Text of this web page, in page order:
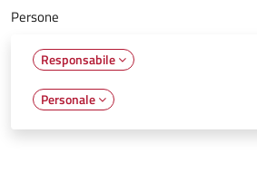
Persone
Responsabile
Personale